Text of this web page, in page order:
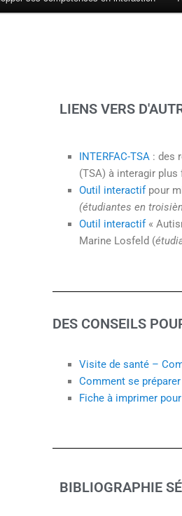
LIENS VERS
INTERFAC-TSA: des
(TSA) à interagir
Outil interactifpour
(étudiantes en
Outil interactif«
Marine Losfeld (
DES CONSEILS
Visite de santé –
Comment se
Fiche à imprimer
BIBLIOGRAPHIE